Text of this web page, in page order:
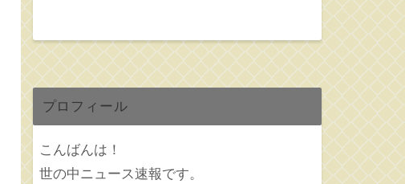
プロフィール
こんばんは！
世の中ニュース速報です。